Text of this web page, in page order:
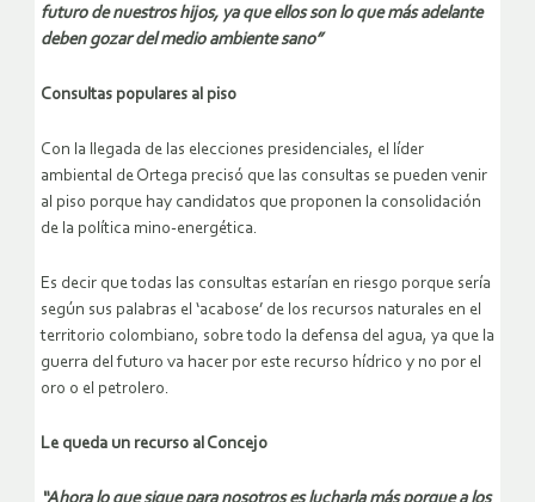
futuro de nuestros hijos, ya que ellos son lo que más adelante
deben gozar del medio ambiente sano”
Consultas populares al piso
Con la llegada de las elecciones presidenciales, el líder
ambiental de Ortega precisó que las consultas se pueden venir
al piso porque hay candidatos que proponen la consolidación
de la política mino-energética.
Es decir que todas las consultas estarían en riesgo porque sería
según sus palabras el ‘acabose’ de los recursos naturales en el
territorio colombiano, sobre todo la defensa del agua, ya que la
guerra del futuro va hacer por este recurso hídrico y no por el
oro o el petrolero.
Le queda un recurso al Concejo